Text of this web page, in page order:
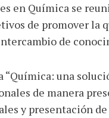
WhatsApp
Email Share
en Química se
de promover la
de
“Química: una
de manera
y presentación